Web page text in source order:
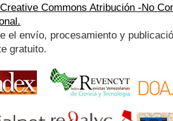
Commons Atribución -No
el envío, procesamiento y
gratuito.